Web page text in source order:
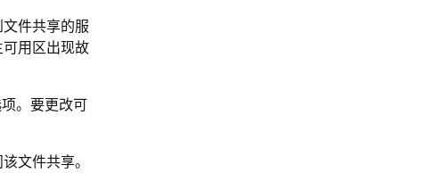
件共享的服
用区出现故
。要更改可
文件共享。